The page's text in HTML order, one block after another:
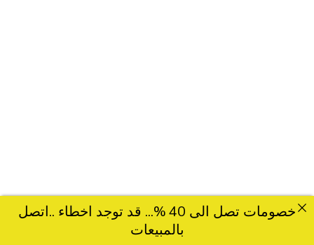
خصومات تصل الى 40 %... قد توجد اخطاء ..اتصل
بالمبيعات